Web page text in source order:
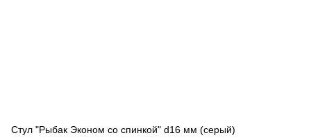
Стул "Рыбак Эконом со спинкой" d16 мм (серый)